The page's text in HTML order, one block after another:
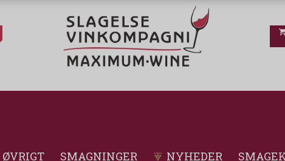
ØVRIGT SMAGNINGER NYHEDER